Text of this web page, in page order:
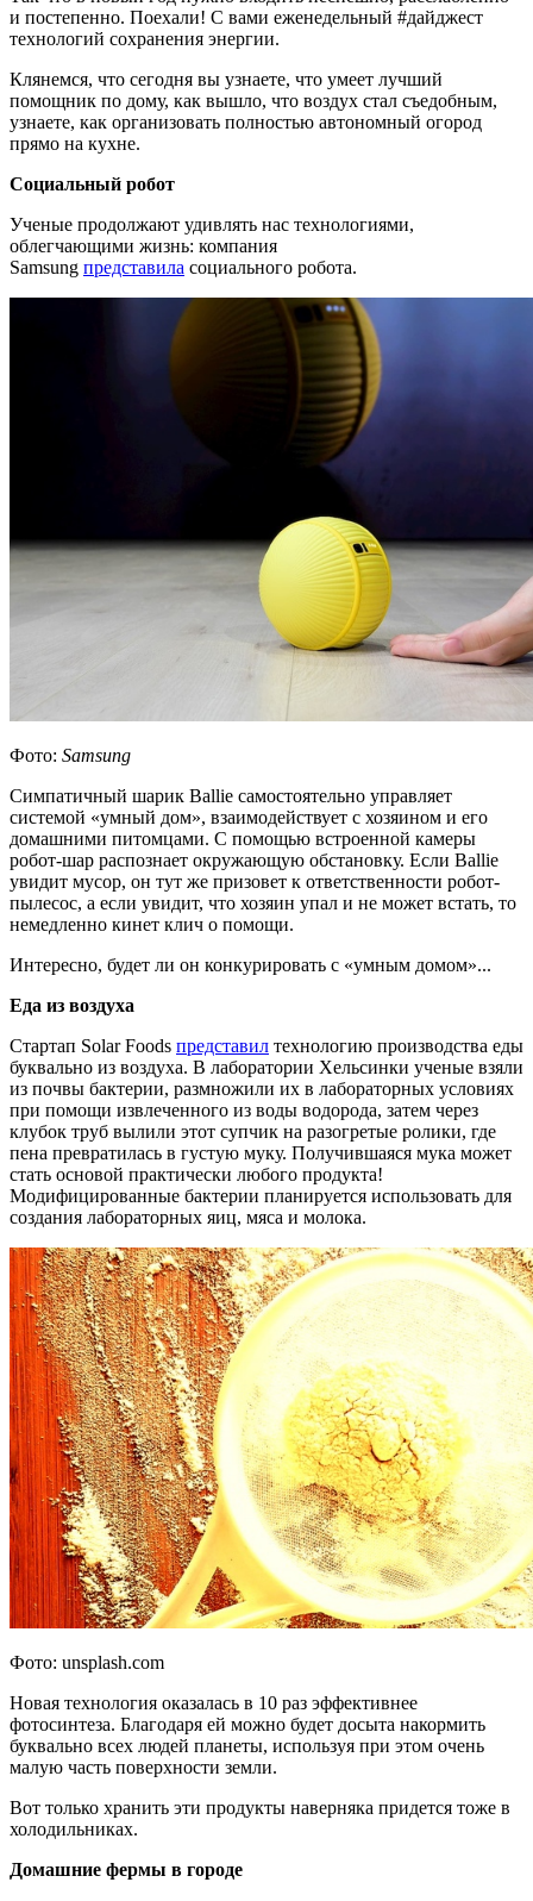
и постепенно. Поехали! С вами еженедельный #дайджест
технологий сохранения энергии.
Клянемся, что сегодня вы узнаете, что умеет лучший
помощник по дому, как вышло, что воздух стал съедобным,
узнаете, как организовать полностью автономный огород
прямо на кухне.
Социальный робот
Ученые продолжают удивлять нас технологиями,
облегчающими жизнь: компания
Samsung представила социального робота.
Фото: Samsung
Симпатичный шарик Ballie самостоятельно управляет
системой «умный дом», взаимодействует с хозяином и его
домашними питомцами. С помощью встроенной камеры
робот-шар распознает окружающую обстановку. Если Ballie
увидит мусор, он тут же призовет к ответственности робот-
пылесос, а если увидит, что хозяин упал и не может встать, то
немедленно кинет клич о помощи.
Интересно, будет ли он конкурировать с «умным домом»...
Еда из воздуха
Стартап Solar Foods представил технологию производства еды
буквально из воздуха. В лаборатории Хельсинки ученые взяли
из почвы бактерии, размножили их в лабораторных условиях
при помощи извлеченного из воды водорода, затем через
клубок труб вылили этот супчик на разогретые ролики, где
пена превратилась в густую муку. Получившаяся мука может
стать основой практически любого продукта!
Модифицированные бактерии планируется использовать для
создания лабораторных яиц, мяса и молока.
Фото: unsplash.com
Новая технология оказалась в 10 раз эффективнее
фотосинтеза. Благодаря ей можно будет досыта накормить
буквально всех людей планеты, используя при этом очень
малую часть поверхности земли.
Вот только хранить эти продукты наверняка придется тоже в
холодильниках.
Домашние фермы в городе